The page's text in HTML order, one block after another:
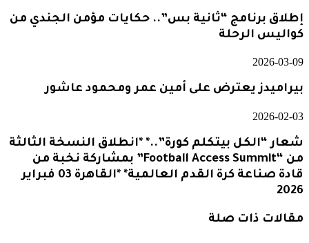
إطلاق برنامج “ثانية بس”.. حكايات مؤمن الجندي من
كواليس الرحلة
2026-03-09
بيراميدز يعترض على أمين عمر ومحمود عاشور
2026-02-03
شعار “الكل بيتكلم كورة”..* *انطلاق النسخة الثالثة
من “Football Access Summit” بمشاركة نخبة من
قادة صناعة كرة القدم العالمية* *القاهرة 03 فبراير
2026
مقالات ذات صلة